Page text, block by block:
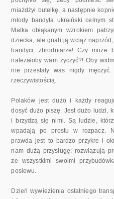
miażdżył butelkę, a następnie
młody bandyta ukraiński celnym
Matka obłąkanym wzrokiem
dziecka, ale gnali ją wciąż
bandyci, zbrodniarze! Czy może
należałoby wam życzyć?! Oby
nie przestały was nigdy
rzeczywistością.
Polaków jest dużo i każdy
dosyć dużo piszę. Jest dużo ludzi,
i brzy­dzą się nimi. Są ludzie,
wpadają po prostu w rozpacz.
prawda jest to bardzo przykre i
nam dużą przysługę: rozwiązują
ze wszystkimi swoi­mi
posiewu.
Dzień wywiezienia ostatniego